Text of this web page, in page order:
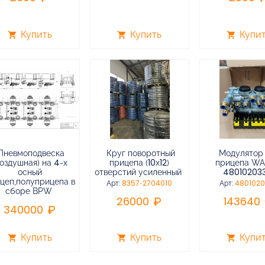
shopping_cart Купить
на 4-х
осный
в
сборе BPW
340000
shopping_cart Купить
shopping_cart Купить
Круг поворотный
прицепа (10х12)
отверстий усиленный
Арт:8357-2704010
26000
shopping_cart Купить
shopping_cart
Модулятор
прицепа
Арт:
143640
shopping_cart